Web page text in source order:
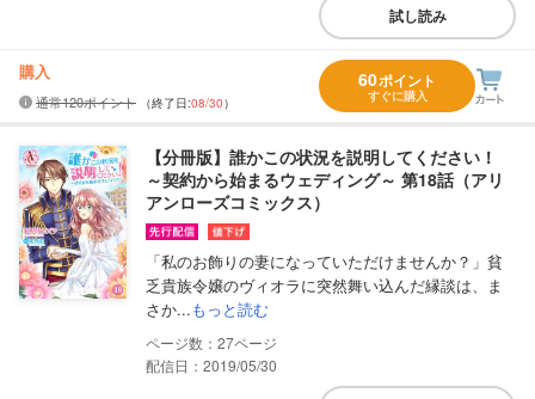
試し読み
購入
通常120ポイント （終了日:08/30）
60ポイント
すぐに購入
【分冊版】誰かこの状況を説明してください！
～契約から始まるウェディング～ 第18話（アリ
アンローズコミックス）
「私のお飾りの妻になっていただけませんか？」貧
乏貴族令嬢のヴィオラに突然舞い込んだ縁談は、ま
さか...もっと読む
27
配信日：2019/05/30